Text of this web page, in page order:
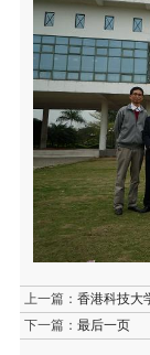
上一篇：香港科技大
下一篇：最后一页